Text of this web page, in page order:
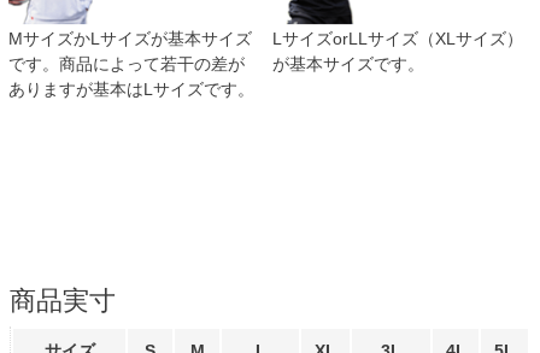
MサイズかLサイズが基本サイズ
です。商品によって若干の差が
ありますが基本はLサイズです。
LサイズorLLサイズ（XLサイズ）
が基本サイズです。
商品実寸